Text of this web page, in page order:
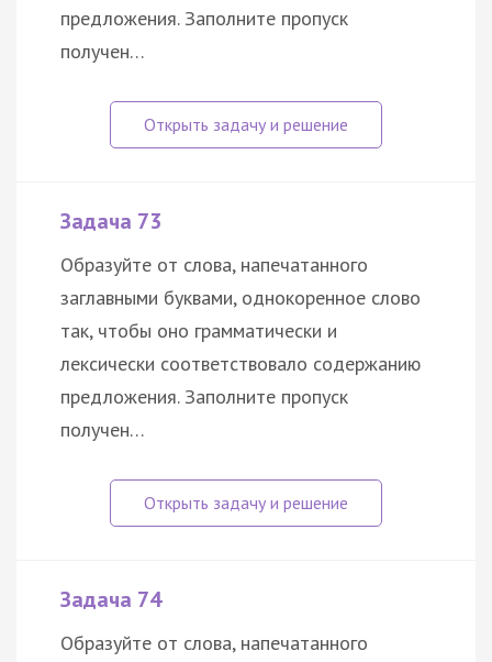
предложения. Заполните пропуск
получен…
Задача 73
Образуйте от слова, напечатанного
заглавными буквами, однокоренное слово
так, чтобы оно грамматически и
лексически соответствовало содержанию
предложения. Заполните пропуск
получен…
Задача 74
Образуйте от слова, напечатанного